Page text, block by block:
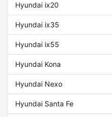
Hyundai ix20
Hyundai ix35
Hyundai ix55
Hyundai Kona
Hyundai Nexo
Hyundai Santa Fe